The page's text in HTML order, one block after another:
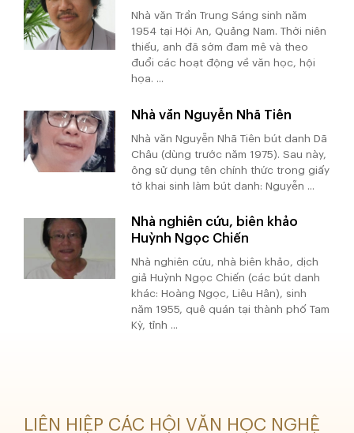
Nhà văn Trần Trung Sáng sinh năm
1954 tại Hội An, Quảng Nam. Thời niên
thiếu, anh đã sớm đam mê và theo
đuổi các hoạt động về văn học, hội
họa. ...
Nhà văn Nguyễn Nhã Tiên
Nhà văn Nguyễn Nhã Tiên bút danh Dã
Châu (dùng trước năm 1975). Sau này,
ông sử dụng tên chính thức trong giấy
tờ khai sinh làm bút danh: Nguyễn ...
Nhà nghiên cứu, biên khảo
Huỳnh Ngọc Chiến
Nhà nghiên cứu, nhà biên khảo, dịch
giả Huỳnh Ngọc Chiến (các bút danh
khác: Hoàng Ngọc, Liêu Hân), sinh
năm 1955, quê quán tại thành phố Tam
Kỳ, tỉnh ...
LIÊN HIỆP CÁC HỘI VĂN HỌC NGHỆ